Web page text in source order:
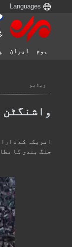
ہوم ایران
ویڈیو
امریکہ کے
جنگ بندی کا